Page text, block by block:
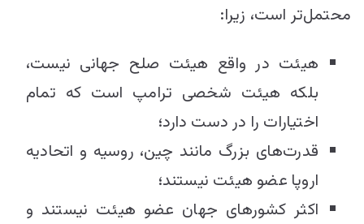
محتمل‌تر است، زیرا:
هیئت در واقع هیئت صلح جهانی نیست،
بلکه هیئت شخصی ترامپ است که تمام
اختیارات را در دست دارد؛
قدرت‌های بزرگ مانند چین، روسیه و اتحادیه
اروپا عضو هیئت نیستند؛
اکثر کشورهای جهان عضو هیئت نیستند و